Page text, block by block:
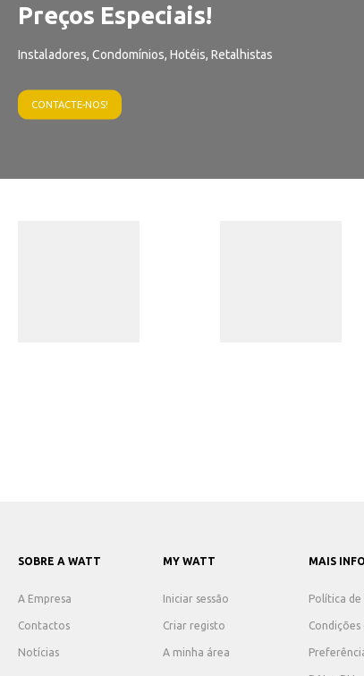
Preços Especiais!
Instaladores, Condomínios, Hotéis, Retalhistas
CONTACTE-NOS!
SOBRE A WATT
A Empresa
Contactos
Notícias
MY WATT
Iniciar sessão
Criar registo
A minha área
MAIS
Política de